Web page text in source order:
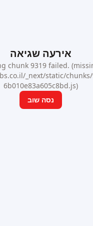
שגיאה
Loading chunk 9319
https://hbs.co.il/_next/